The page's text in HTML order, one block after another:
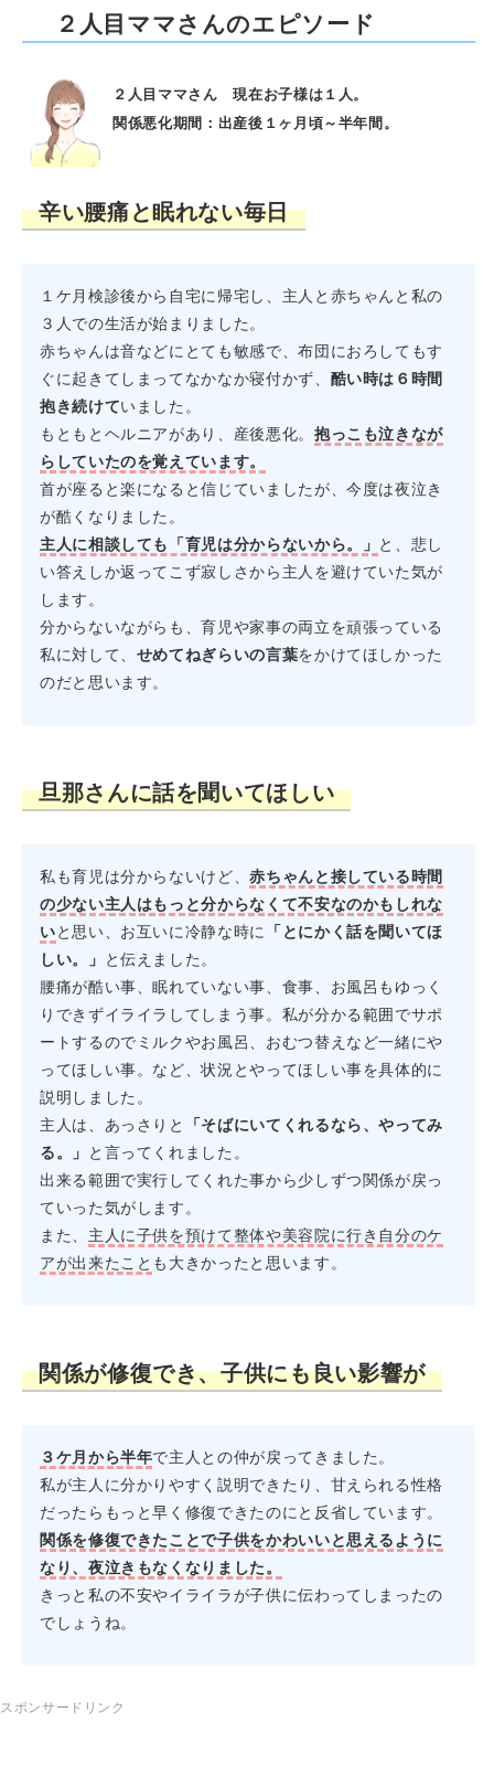
２人目ママさんのエピソード
２人目ママさん 現在お子様は１人。
関係悪化期間：出産後１ヶ月頃～半年間。
辛い腰痛と眠れない毎日
１ケ月検診後から自宅に帰宅し、主人と赤ちゃんと私の
３人での生活が始まりました。
赤ちゃんは音などにとても敏感で、布団におろしてもす
ぐに起きてしまってなかなか寝付かず、 酷い時は６時間
抱き続けていました。
もともとヘルニアがあり、産後悪化。 抱っこも泣きなが
らしていたのを覚えています。
首が座ると楽になると信じていましたが、今度は夜泣き
が酷くなりました。
主人に相談しても「育児は分からないから。」 と、悲し
い答えしか返ってこず寂しさから主人を避けていた気が
します。
分からないながらも、育児や家事の両立を頑張っている
私に対して、 せめてねぎらいの言葉をかけてほしかった
のだと思います。
旦那さんに話を聞いてほしい
私も育児は分からないけど、赤ちゃんと接している時間
の少ない主人はもっと分からなくて不安なのかもしれな
いと思い、お互いに冷静な時に
「とにかく話を聞いてほ
しい。」 と伝えました。
腰痛が酷い事、眠れていない事、食事、お風呂もゆっく
りできずイライラしてしまう事。私が分かる範囲でサポ
ートするのでミルクやお風呂、おむつ替えなど一緒にや
ってほしい事。など、状況とやってほしい事を具体的に
説明しました。
主人は、あっさりと
「そばにいてくれるなら、やってみ
る。」 と言ってくれました。
出来る範囲で実行してくれた事から少しずつ関係が戻っ
ていった気がします。
また、 主人に子供を預けて整体や美容院に行き自分のケ
アが出来たこと も大きかったと思います。
関係が修復でき、子供にも良い影響が
３ケ月から半年で主人との仲が戻ってきました。
私が主人に分かりやすく説明できたり、甘えられる性格
だったらもっと早く修復できたのにと反省しています。
関係を修復できたことで子供をかわいいと思えるように
なり、夜泣きもなくなりました。
きっと私の不安やイライラが子供に伝わってしまったの
でしょうね。